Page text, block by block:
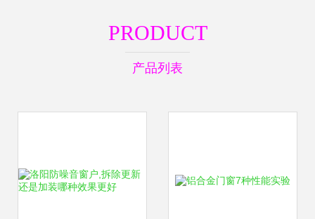
PRODUCT
产品列表